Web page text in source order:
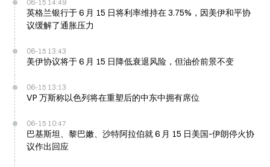
06-15 14:49
英格兰银行于 6 月 15 日将利率维持在 3.75%，因美伊和平协
议缓解了通胀压力
06-15 13:43
美伊协议将于 6 月 15 日降低衰退风险，但油价前景不变
06-15 13:13
VP 万斯称以色列将在重塑后的中东中拥有席位
06-15 10:47
巴基斯坦、黎巴嫩、沙特阿拉伯就 6 月 15 日美国-伊朗停火协
议作出回应